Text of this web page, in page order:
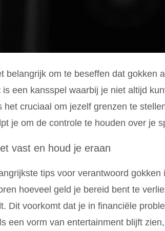
belangrijk om te beseffen dat gokken
is een kansspel waarbij je niet altijd
het cruciaal om jezelf grenzen te
je om de controle te houden over je
vast en houd je eraan
tips voor verantwoord
hoeveel geld je bereid bent te
Dit voorkomt dat je in financiële
een vorm van entertainment blijft